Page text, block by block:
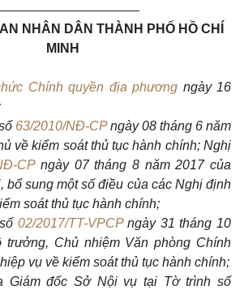
NHÂN DÂN THÀNH PHỐ HỒ CHÍ
MINH
Chính quyền địa phương ngày 16
63/2010/NĐ-CPngày 08 tháng 6 năm
về kiểm soát thủ tục hành chính; Nghị
CPngày 07 tháng 8 năm 2017 của
bổ sung một số điều của các Nghị định
soát thủ tục hành chính;
02/2017/TT-VPCPngày 31 tháng 10
trưởng, Chủ nhiệm Văn phòng Chính
vụ về kiểm soát thủ tục hành chính;
Giám đốc Sở Nội vụ tại Tờ trình số